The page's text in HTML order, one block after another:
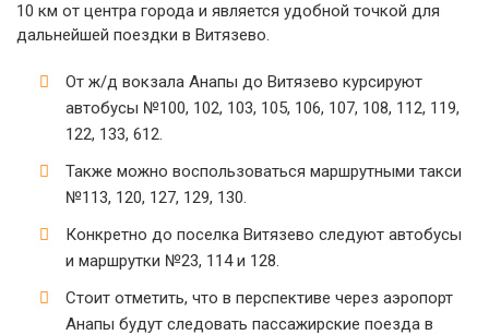
10 км от центра города и является удобной точкой для
дальнейшей поездки в Витязево.
От ж/д вокзала Анапы до Витязево курсируют
автобусы №100, 102, 103, 105, 106, 107, 108, 112, 119,
122, 133, 612.
Также можно воспользоваться маршрутными такси
№113, 120, 127, 129, 130.
Конкретно до поселка Витязево следуют автобусы
и маршрутки №23, 114 и 128.
Стоит отметить, что в перспективе через аэропорт
Анапы будут следовать пассажирские поезда в